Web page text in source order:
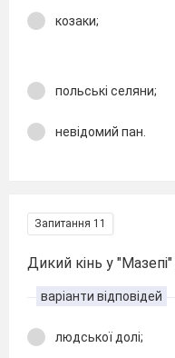
козаки;
польські селяни;
невідомий пан.
Запитання 11
Дикий кінь у
варіанти відповідей
людської долі;